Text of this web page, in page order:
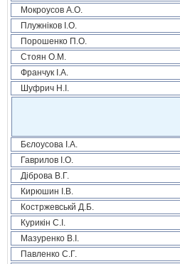
Мокроусов А.О.
Плужніков І.О.
Порошенко П.О.
Стоян О.М.
Франчук І.А.
Шуфрич Н.І.
Бєлоусова І.А.
Гаврилов І.О.
Діброва В.Г.
Кирюшин І.В.
Костржевськй Д.Б.
Курикін С.І.
Мазуренко В.І.
Павленко С.Г.